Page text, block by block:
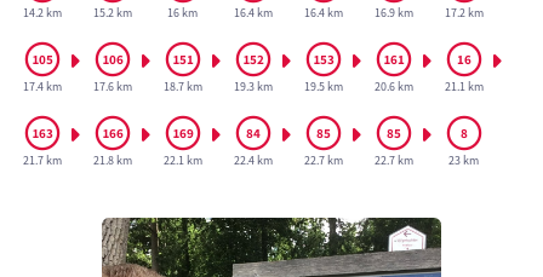
14.2 km 15.2 km 16 km 16.4 km 16.4 km 16.9 km 17.2 km
17.4 km 17.6 km 18.7 km 19.3 km 19.5 km 20.6 km 21.1 km
21.7 km 21.8 km 22.1 km 22.4 km 22.7 km 22.7 km 23 km